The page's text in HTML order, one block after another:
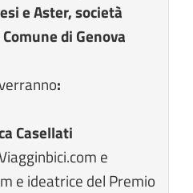
e Aster, società
di Genova
:
Casellati
e
e ideatrice del Premio